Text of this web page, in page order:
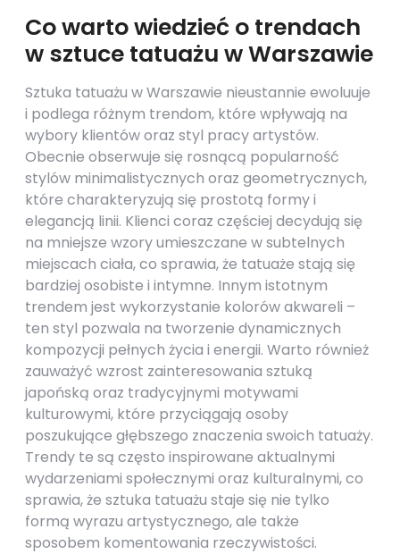
Co warto wiedzieć o trendach
w sztuce tatuażu w Warszawie
Sztuka tatuażu w Warszawie nieustannie ewoluuje
i podlega różnym trendom, które wpływają na
wybory klientów oraz styl pracy artystów.
Obecnie obserwuje się rosnącą popularność
stylów minimalistycznych oraz geometrycznych,
które charakteryzują się prostotą formy i
elegancją linii. Klienci coraz częściej decydują się
na mniejsze wzory umieszczane w subtelnych
miejscach ciała, co sprawia, że tatuaże stają się
bardziej osobiste i intymne. Innym istotnym
trendem jest wykorzystanie kolorów akwareli –
ten styl pozwala na tworzenie dynamicznych
kompozycji pełnych życia i energii. Warto również
zauważyć wzrost zainteresowania sztuką
japońską oraz tradycyjnymi motywami
kulturowymi, które przyciągają osoby
poszukujące głębszego znaczenia swoich tatuaży.
Trendy te są często inspirowane aktualnymi
wydarzeniami społecznymi oraz kulturalnymi, co
sprawia, że sztuka tatuażu staje się nie tylko
formą wyrazu artystycznego, ale także
sposobem komentowania rzeczywistości.